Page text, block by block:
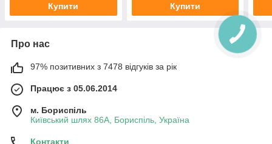
Купити Купити
Про нас
97% позитивних з 7478 відгуків за рік
Працює з 05.06.2014
м. Бориспіль
Київський шлях 86А, Бориспіль, Україна
Контакти